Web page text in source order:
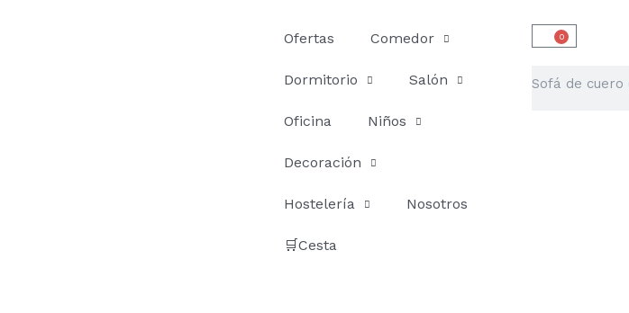
Ofertas Comedor
Dormitorio Salón
Oficina Niños
Decoración
Hostelería Nosotros
🛒Cesta
0
Carrito